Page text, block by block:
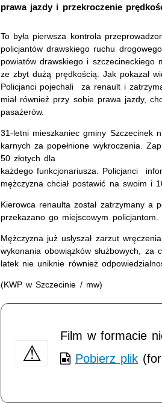
prawa jazdy i przekroczenie
To była pierwsza kontrola
policjantów drawskiego ruchu
powiatów drawskiego i
ze zbyt dużą prędkością. Jak pokazał
Policjanci pojechali za renault i
miał również przy sobie prawa jazdy,
pasażerów.
31-letni mieszkaniec gminy Szczecinek
karnych za popełnione wykroczenia.
50 złotych dla
każdego funkcjonariusza. Policjanci
mężczyzna chciał postawić na swoim i
Kierowca renaulta został zatrzymany a
przekazano go miejscowym policjantom.
Mężczyzna już usłyszał zarzut
wykonania obowiązków służbowych,
latek nie uniknie również
(KWP w Szczecinie / mw)
Film w formacie
Pobierz plik